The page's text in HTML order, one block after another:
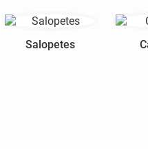
Salopetes